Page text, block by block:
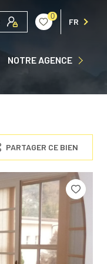
0
FR
NOTRE AGENCE
QUI SOMMES NOUS ?
PARTAGER CE BIEN